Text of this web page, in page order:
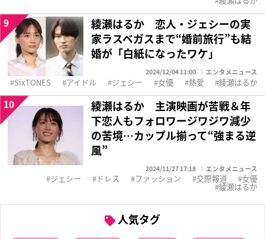
綾瀬はるか 恋人・ジェシーの実
家ラスベガスまで“婚前旅行”も結
婚が「白紙になったワケ」
2024/12/04 11:00 エンタメニュース
9
SixTONES アイドル ジェシー 女優 熱愛 綾瀬はるか
綾瀬はるか 主演映画が苦戦＆年
下恋人もフォロワージワジワ減少
の苦境…カップル揃って“強まる逆
風”
2024/11/27 17:18 エンタメニュース
10
ジェシー ドレス ファッション 交際報道 女優
綾瀬はるか
人気タグ